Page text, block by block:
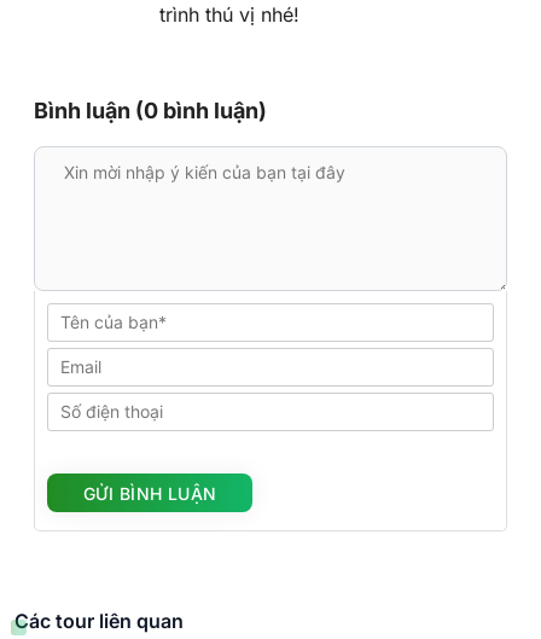
trình thú vị nhé!
Bình luận (0 bình luận)
Các tour liên quan